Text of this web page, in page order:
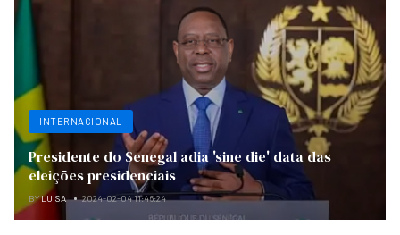
INTERNACIONAL
Presidente do Senegal adia 'sine die' data das
eleições presidenciais
BYLUISA 2024-02-04 11:46:24